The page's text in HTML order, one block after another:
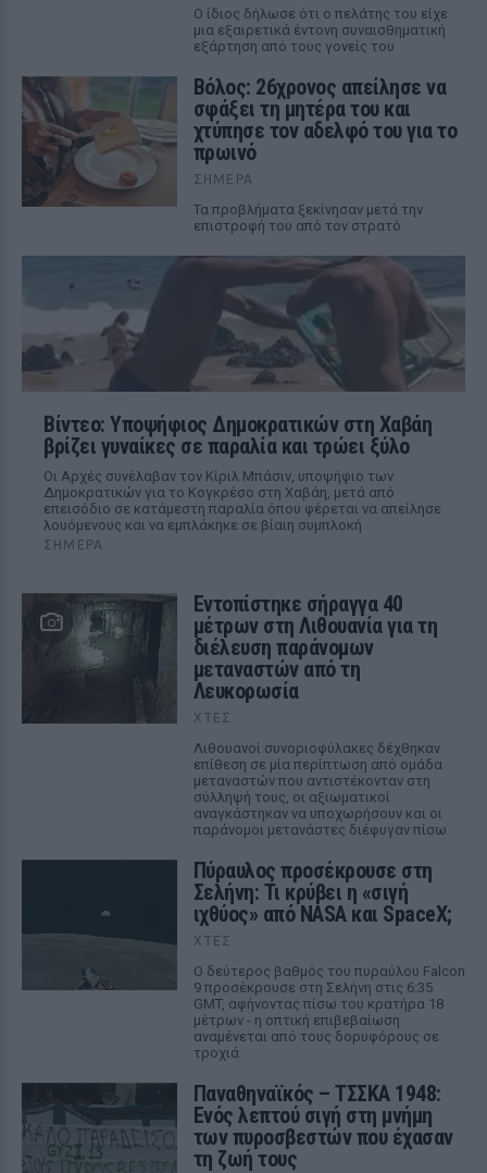
Ο ίδιος δήλωσε ότι ο πελάτης του είχε
μια εξαιρετικά έντονη συναισθηματική
εξάρτηση από τους γονείς του
Βόλος: 26χρονος απείλησε να
σφάξει τη μητέρα του και
χτύπησε τον αδελφό του για το
πρωινό
ΣΉΜΕΡΑ
Τα προβλήματα ξεκίνησαν μετά την
επιστροφή του από τον στρατό
Βίντεο: Υποψήφιος Δημοκρατικών στη Χαβάη
βρίζει γυναίκες σε παραλία και τρώει ξύλο
Οι Αρχές συνέλαβαν τον Κίριλ Μπάσιν, υποψήφιο των
Δημοκρατικών για το Κογκρέσο στη Χαβάη, μετά από
επεισόδιο σε κατάμεστη παραλία όπου φέρεται να απείλησε
λουόμενους και να εμπλάκηκε σε βίαιη συμπλοκή
ΣΉΜΕΡΑ
Εντοπίστηκε σήραγγα 40
μέτρων στη Λιθουανία για τη
διέλευση παράνομων
μεταναστών από τη
Λευκορωσία
ΧΤΕΣ
Λιθουανοί συνοριοφύλακες δέχθηκαν
επίθεση σε μία περίπτωση από ομάδα
μεταναστών που αντιστέκονταν στη
σύλληψή τους, οι αξιωματικοί
αναγκάστηκαν να υποχωρήσουν και οι
παράνομοι μετανάστες διέφυγαν πίσω
Πύραυλος προσέκρουσε στη
Σελήνη: Τι κρύβει η «σιγή
ιχθύος» από NASA και SpaceX;
ΧΤΕΣ
Ο δεύτερος βαθμός του πυραύλου Falcon
9 προσέκρουσε στη Σελήνη στις 6:35
GMT, αφήνοντας πίσω του κρατήρα 18
μέτρων - η οπτική επιβεβαίωση
αναμένεται από τους δορυφόρους σε
τροχιά
Παναθηναϊκός – ΤΣΣΚΑ 1948:
Ενός λεπτού σιγή στη μνήμη
των πυροσβεστών που έχασαν
τη ζωή τους